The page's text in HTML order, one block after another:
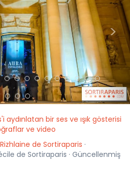
>
bir ses ve ışık gösterisi
ve video
Rizhlaine de Sortiraparis ·
de Sortiraparis · Güncellenmiş